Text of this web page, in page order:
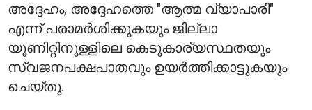
അദ്ദേഹം, അദ്ദേഹത്തെ "ആത്മ വ്യാപാരി"
എന്ന് പരാമർശിക്കുകയും ജില്ലാ
യൂണിറ്റിനുള്ളിലെ കെടുകാര്യസ്ഥതയും
സ്വജനപക്ഷപാതവും ഉയർത്തിക്കാട്ടുകയും
ചെയ്തു.